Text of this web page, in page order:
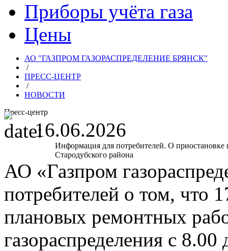
Приборы учёта газа
Цены
АО "ГАЗПРОМ ГАЗОРАСПРЕДЕЛЕНИЕ БРЯНСК"
/
ПРЕСС-ЦЕНТР
/
НОВОСТИ
Пресс-центр
16.06.2026
Информация для потребителей. О приостановке
Стародубского района
АО «Газпром
потребителей о том, что
плановых ремонтных
газораспределения с